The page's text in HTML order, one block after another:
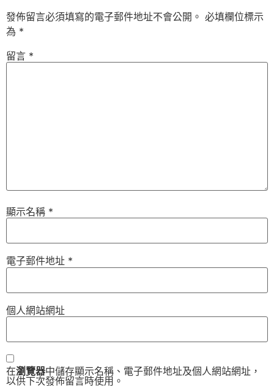
發佈留言必須填寫的電子郵件地址不會公開。 必填欄位標示
為 *
留言 *
顯示名稱 *
電子郵件地址 *
個人網站網址
在瀏覽器中儲存顯示名稱、電子郵件地址及個人網站網址，
以供下次發佈留言時使用。